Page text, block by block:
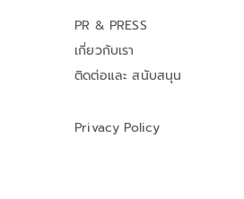
PR & PRESS
เกี่ยวกับเรา
ติดต่อและ สนับสนุน
Privacy Policy